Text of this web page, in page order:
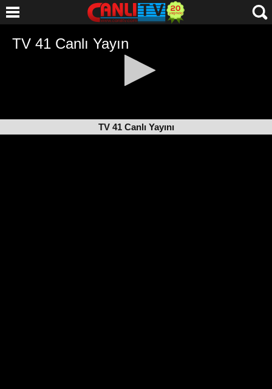
TV 41 Canlı Yayını